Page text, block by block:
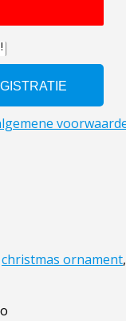
christmas ornament,